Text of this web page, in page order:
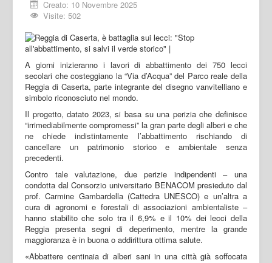
Creato: 10 Novembre 2025
Visite: 502
A giorni inizieranno i lavori di abbattimento dei 750 lecci
secolari che costeggiano la “Via d’Acqua” del Parco reale della
Reggia di Caserta, parte integrante del disegno vanvitelliano e
simbolo riconosciuto nel mondo.
Il progetto, datato 2023, si basa su una perizia che definisce
“irrimediabilmente compromessi” la gran parte degli alberi e che
ne chiede indistintamente l’abbattimento rischiando di
cancellare un patrimonio storico e ambientale senza
precedenti.
Contro tale valutazione, due perizie indipendenti – una
condotta dal Consorzio universitario BENACOM presieduto dal
prof. Carmine Gambardella (Cattedra UNESCO) e un’altra a
cura di agronomi e forestali di associazioni ambientaliste –
hanno stabilito che solo tra il 6,9% e il 10% dei lecci della
Reggia presenta segni di deperimento, mentre la grande
maggioranza è in buona o addirittura ottima salute.
«Abbattere centinaia di alberi sani in una città già soffocata